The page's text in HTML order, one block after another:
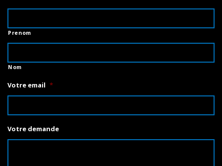
Prenom
Nom
Votre email *
Votre demande